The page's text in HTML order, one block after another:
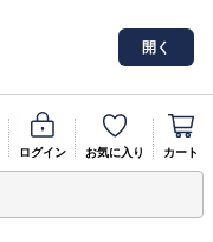
開く
ログイン お気に入り カート